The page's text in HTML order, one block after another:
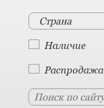
Страна
Наличие
Распродажа